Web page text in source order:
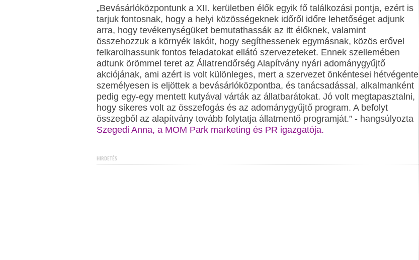
„Bevásárlóközpontunk a XII. kerületben élők egyik fő találkozási pontja, ezért is
tarjuk fontosnak, hogy a helyi közösségeknek időről időre lehetőséget adjunk
arra, hogy tevékenységüket bemutathassák az itt élőknek, valamint
összehozzuk a környék lakóit, hogy segíthessenek egymásnak, közös erővel
felkarolhassunk fontos feladatokat ellátó szervezeteket. Ennek szellemében
adtunk örömmel teret az Állatrendőrség Alapítvány nyári adománygyűjtő
akciójának, ami azért is volt különleges, mert a szervezet önkéntesei hétvégente
személyesen is eljöttek a bevásárlóközpontba, és tanácsadással, alkalmanként
pedig egy-egy mentett kutyával várták az állatbarátokat. Jó volt megtapasztalni,
hogy sikeres volt az összefogás és az adománygyűjtő program. A befolyt
összegből az alapítvány tovább folytatja állatmentő programját.” - hangsúlyozta
Szegedi Anna, a MOM Park marketing és PR igazgatója.
HIRDETÉS